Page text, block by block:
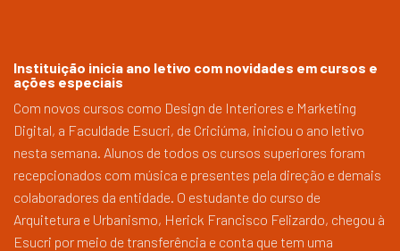
Instituição inicia ano letivo com novidades em cursos e
ações especiais
Com novos cursos como Design de Interiores e Marketing
Digital, a Faculdade Esucri, de Criciúma, iniciou o ano letivo
nesta semana. Alunos de todos os cursos superiores foram
recepcionados com música e presentes pela direção e demais
colaboradores da entidade. O estudante do curso de
Arquitetura e Urbanismo, Herick Francisco Felizardo, chegou à
Esucri por meio de transferência e conta que tem uma